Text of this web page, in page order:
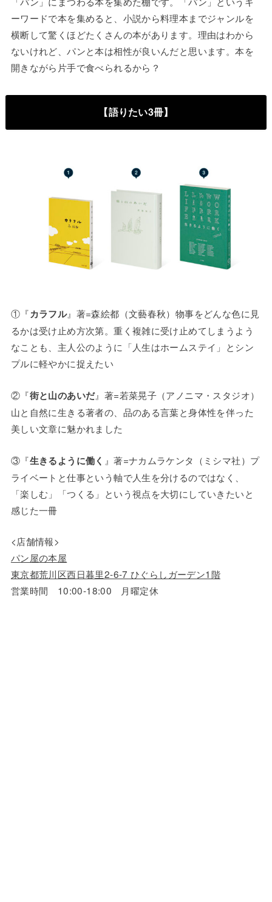
ーワードで本を集めると、小説から料理本までジャンルを
横断して驚くほどたくさんの本があります。理由はわから
ないけれど、パンと本は相性が良いんだと思います。本を
開きながら片手で食べられるから？
【語りたい3冊】
①『カラフル』著=森絵都（文藝春秋）物事をどんな色に見
るかは受け止め方次第。重く複雑に受け止めてしまうよう
なことも、主人公のように「人生はホームステイ」とシン
プルに軽やかに捉えたい
②『街と山のあいだ』著=若菜晃子（アノニマ・スタジオ）
山と自然に生きる著者の、品のある言葉と身体性を伴った
美しい文章に魅かれました
③『生きるように働く 』著=ナカムラケンタ（ミシマ社）プ
ライベートと仕事という軸で人生を分けるのではなく、
「楽しむ」「つくる」という視点を大切にしていきたいと
感じた一冊
<店舗情報>
パン屋の本屋
東京都荒川区西日暮里2-6-7 ひぐらしガーデン1階
営業時間 10:00-18:00 月曜定休